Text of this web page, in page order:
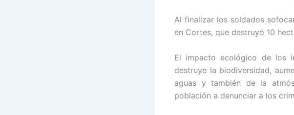
Al finalizar los soldados
en Cortes, que destruyó 10
El impacto ecológico de los
destruye la biodiversidad,
aguas y también de la
población a denunciar a los